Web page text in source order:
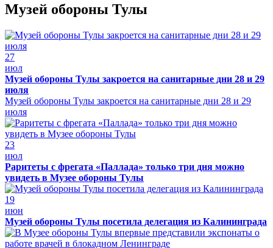
Музей обороны Тулы
27
июл
Музей обороны Тулы закроется на санитарные дни 28 и 29
июля
Музей обороны Тулы закроется на санитарные дни 28 и 29
июля
23
июл
Раритеты с фрегата «Паллада» только три дня можно
увидеть в Музее обороны Тулы
19
июн
Музей обороны Тулы посетила делегация из Калининграда